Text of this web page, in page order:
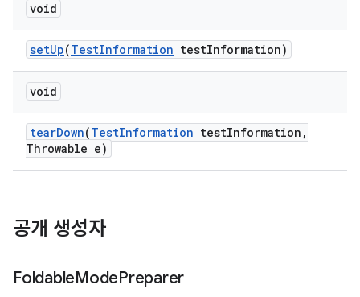
void
setUp(TestInformation testInformation)
void
tearDown(TestInformation testInformation ,
Throwable e)
공개 생성자
FoldableModePreparer